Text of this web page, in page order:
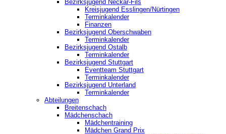
Bezirksjugend Neckar-Fils
Kreisjugend ‎Esslingen/Nürtingen
Terminkalender
Finanzen
Bezirksjugend Oberschwaben
Terminkalender
Bezirksjugend Ostalb
Terminkalender
Bezirksjugend Stuttgart
‎Eventteam Stuttgart
Terminkalender
Bezirksjugend Unterland
Terminkalender
Abteilungen
Breitenschach
Mädchenschach
Mädchentraining
Mädchen Grand Prix